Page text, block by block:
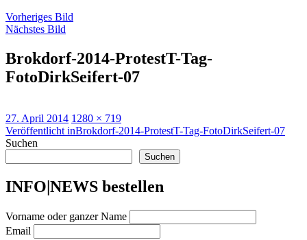
Vorheriges Bild
Nächstes Bild
Brokdorf-2014-ProtestT-Tag-
FotoDirkSeifert-07
Veröffentlicht
am
27. April 2014 Originalgröße
1280 × 719
Beitragsnavigation
Veröffentlicht inBrokdorf-2014-ProtestT-Tag-FotoDirkSeifert-07
Suchen
Suchen
INFO|NEWS bestellen
Vorname oder ganzer Name
Email